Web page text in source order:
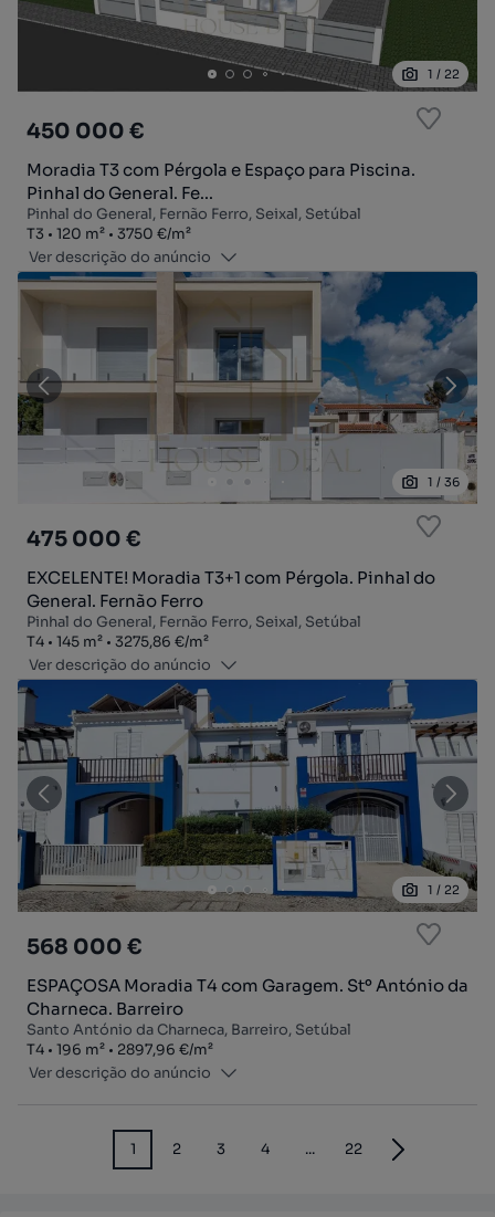
1 / 22
450 000 €
Moradia T3 com Pérgola e Espaço para Piscina.
Pinhal do General. Fe...
Pinhal do General, Fernão Ferro, Seixal, Setúbal
Tipologia
T3
Zona120 m²
Preço por metro quadrado
3750 €/m²
Ver descrição do anúncio
1 / 36
475 000 €
EXCELENTE! Moradia T3+1 com Pérgola. Pinhal do
General. Fernão Ferro
Pinhal do General, Fernão Ferro, Seixal, Setúbal
Tipologia
T4
Zona145 m²
Preço por metro quadrado
3275,86 €/m²
Ver descrição do anúncio
1 / 22
568 000 €
ESPAÇOSA Moradia T4 com Garagem. Stº António da
Charneca. Barreiro
Santo António da Charneca, Barreiro, Setúbal
Tipologia
T4
Zona196 m²
Preço por metro quadrado
2897,96 €/m²
Ver descrição do anúncio
1 2 3 4 ... 22